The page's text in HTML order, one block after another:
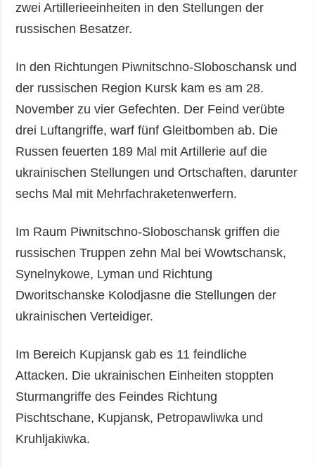
zwei Artillerieeinheiten in den Stellungen der
russischen Besatzer.
In den Richtungen Piwnitschno-Sloboschansk und
der russischen Region Kursk kam es am 28.
November zu vier Gefechten. Der Feind verübte
drei Luftangriffe, warf fünf Gleitbomben ab. Die
Russen feuerten 189 Mal mit Artillerie auf die
ukrainischen Stellungen und Ortschaften, darunter
sechs Mal mit Mehrfachraketenwerfern.
Im Raum Piwnitschno-Sloboschansk griffen die
russischen Truppen zehn Mal bei Wowtschansk,
Synelnykowe, Lyman und Richtung
Dworitschanske Kolodjasne die Stellungen der
ukrainischen Verteidiger.
Im Bereich Kupjansk gab es 11 feindliche
Attacken. Die ukrainischen Einheiten stoppten
Sturmangriffe des Feindes Richtung
Pischtschane, Kupjansk, Petropawliwka und
Kruhljakiwka.